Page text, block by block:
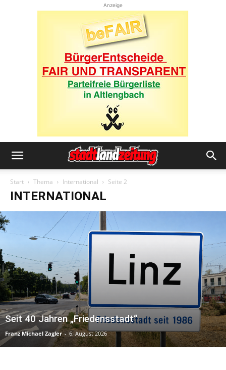
Anzeige
Start Thema International Seite 2
INTERNATIONAL
Seit 40 Jahren „Friedensstadt“
Franz Michael Zagler - 6. August 2026